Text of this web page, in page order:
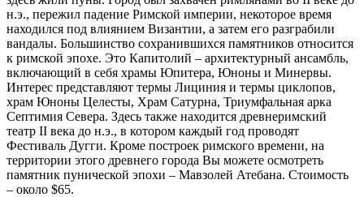
н.э., пережил падение Римской империи, некоторое время
находился под влиянием Византии, а затем его разграбили
вандалы. Большинство сохранившихся памятников относится
к римской эпохе. Это Капитолий – архитектурный ансамбль,
включающий в себя храмы Юпитера, Юноны и Минервы.
Интерес представляют термы Лициния и термы циклопов,
храм Юноны Целесты, Храм Сатурна, Триумфальная арка
Септимия Севера. Здесь также находится древнеримский
театр II века до н.э., в котором каждый год проводят
Фестиваль Дугги. Кроме построек римского времени, на
территории этого древнего города Вы можете осмотреть
памятник пунической эпохи – Мавзолей Атебана. Стоимость
– около $65.